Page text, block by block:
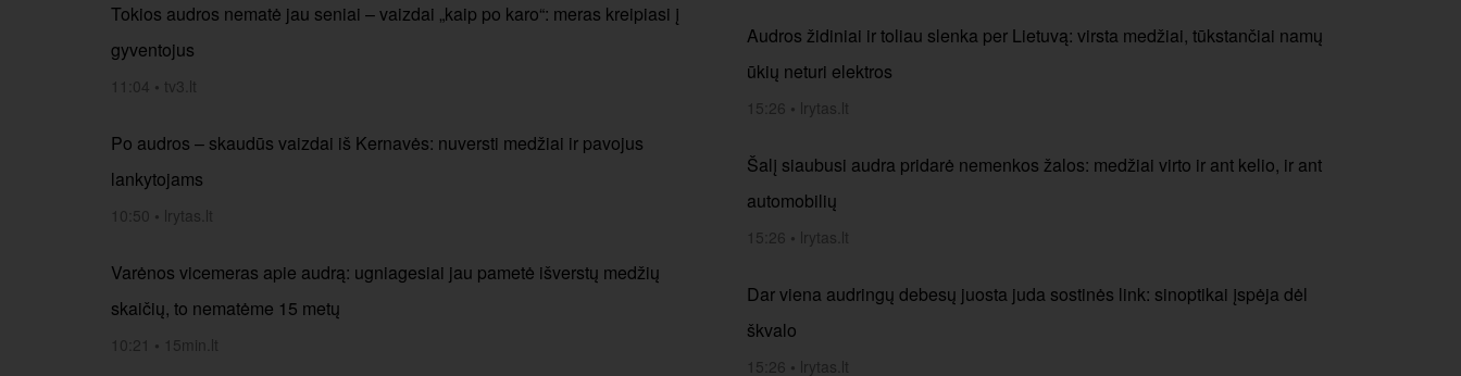
Tokios audros nematė jau seniai – vaizdai „kaip po karo“: meras kreipiasi į
gyventojus
11:04 • tv3.lt
Po audros – skaudūs vaizdai iš Kernavės: nuversti medžiai ir pavojus
lankytojams
10:50 • lrytas.lt
Varėnos vicemeras apie audrą: ugniagesiai jau pametė išverstų medžių
skaičių, to nematėme 15 metų
10:21 • 15min.lt
Audros židiniai ir toliau slenka per Lietuvą: virsta medžiai, tūkstančiai namų
ūkių neturi elektros
15:26 • lrytas.lt
Šalį siaubusi audra pridarė nemenkos žalos: medžiai virto ir ant kelio, ir ant
automobilių
15:26 • lrytas.lt
Dar viena audringų debesų juosta juda sostinės link: sinoptikai įspėja dėl
škvalo
15:26 • lrytas.lt